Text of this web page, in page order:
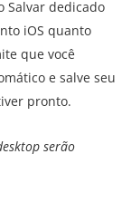
Salvar dedicado
iOS quanto
que você
e salve seu
pronto.
serão